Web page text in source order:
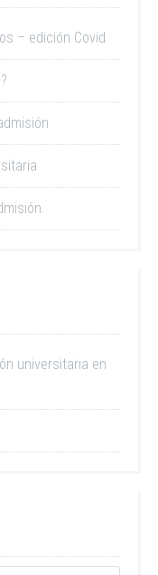
– edición Covid
universitaria en